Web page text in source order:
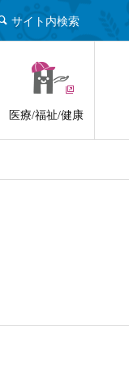
サイト内検索
医療/福祉/健康